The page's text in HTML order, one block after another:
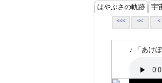
はやぶさの軌跡 宇
<<< << <
♪ 「あけぼ